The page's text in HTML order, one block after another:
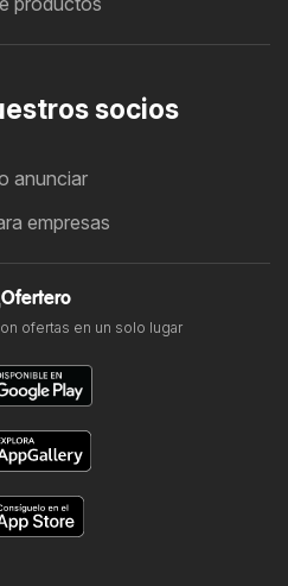
socios
anunciar
empresas
Ofertero
ofertas en un solo lugar